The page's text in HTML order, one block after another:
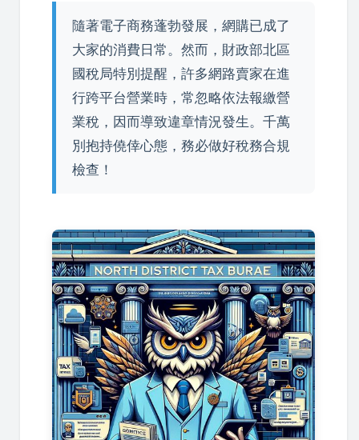
隨著電子商務蓬勃發展，網購已成了
大家的消費日常。然而，財政部北區
國稅局特別提醒，許多網路賣家在進
行跨平台營業時，常忽略依法報繳營
業稅，因而導致違章情況發生。千萬
別抱持僥倖心態，務必做好稅務合規
檢查！